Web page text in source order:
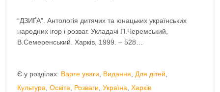
“ДЗИҐА”. Антологія дитячих та юнацьких українських
народних ігор і розваг. Укладачі П.Черемський,
В.Семеренський. Харків, 1999. – 528…
Є у розділах: Варте уваги Видання Для дітей
Культура Освіта Розваги Україна Харків